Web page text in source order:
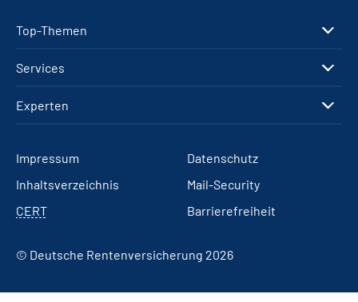
Top-Themen
Services
Experten
Impressum
Datenschutz
Inhaltsverzeichnis
Mail-Security
CERT
Barrierefreiheit
© Deutsche Rentenversicherung 2026